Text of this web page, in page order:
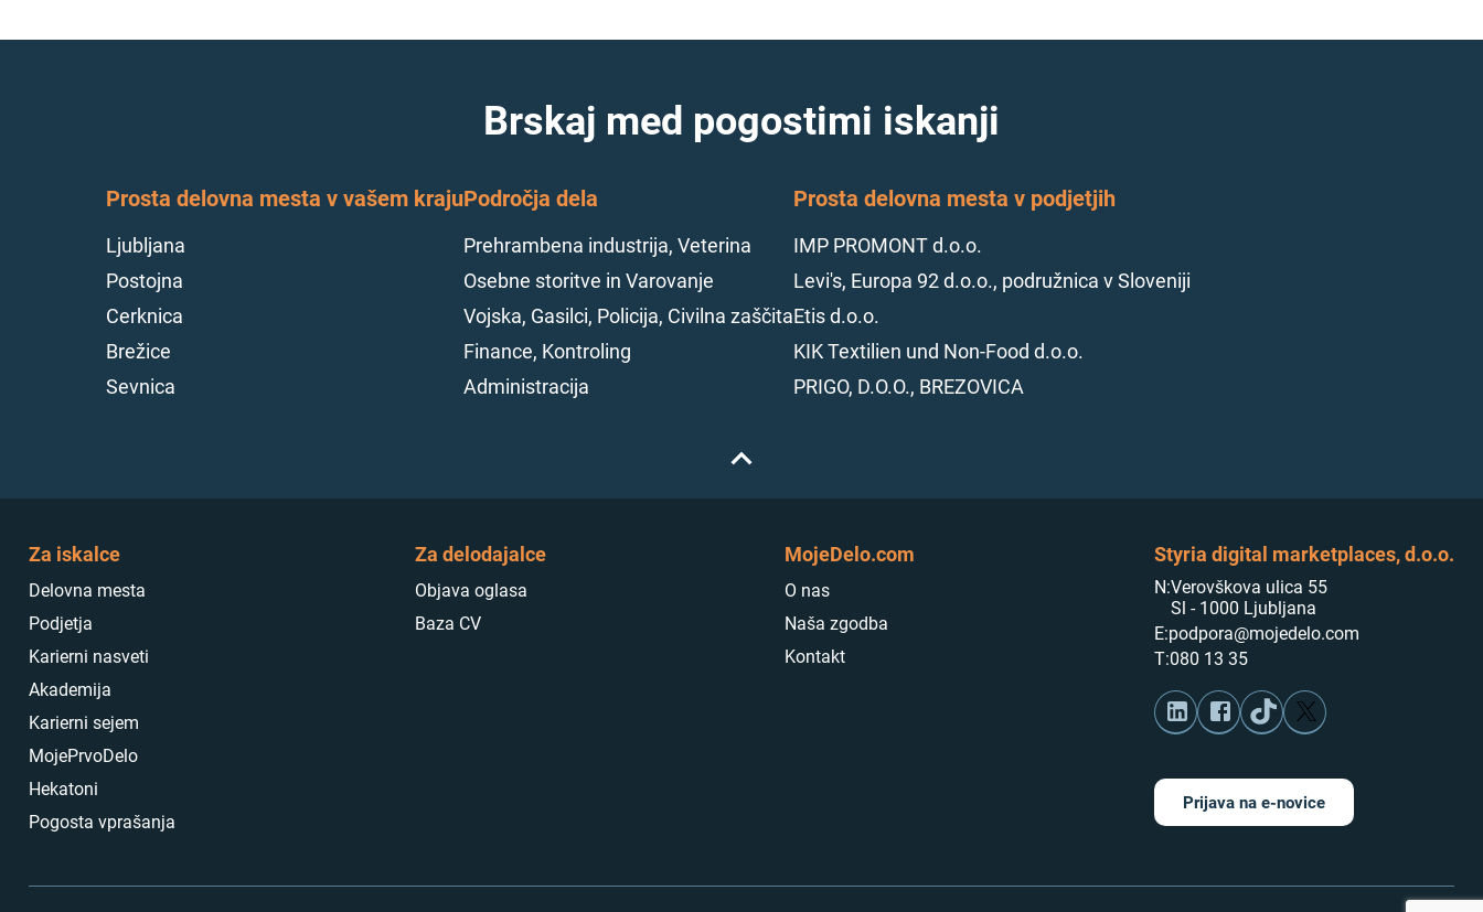
Brskaj med pogostimi iskanji
Prosta delovna mesta v vašem kraju
Ljubljana
Postojna
Cerknica
Brežice
Sevnica
Področja dela
Prehrambena industrija, Veterina
Osebne storitve in Varovanje
Vojska, Gasilci, Policija, Civilna zaščita
Finance, Kontroling
Administracija
Prosta delovna mesta v podjetjih
IMP PROMONT d.o.o.
Levi's, Europa 92 d.o.o., podružnica v Sloveniji
Etis d.o.o.
KIK Textilien und Non-Food d.o.o.
PRIGO, D.O.O., BREZOVICA
Za iskalce
Delovna mesta
Podjetja
Karierni nasveti
Akademija
Karierni sejem
MojePrvoDelo
Hekatoni
Pogosta vprašanja
Za delodajalce
Objava oglasa
Baza CV
MojeDelo.com
O nas
Naša zgodba
Kontakt
Styria digital marketplaces, d.o.o.
N:Verovškova ulica 55
Sl - 1000 Ljubljana
E:podpora@mojedelo.com
T:080 13 35
Prijava na e-novice